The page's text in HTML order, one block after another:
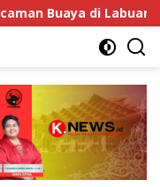
Buaya di Labuan